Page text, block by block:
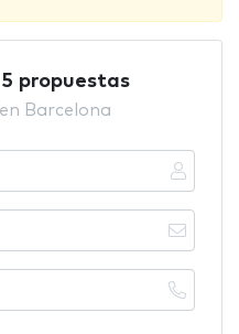
propuestas
Barcelona